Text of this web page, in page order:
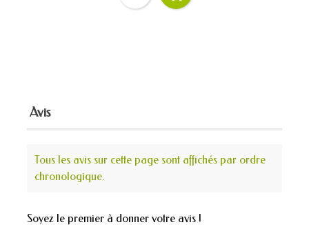
Avis
Tous les avis sur cette page sont affichés par ordre
chronologique.
Soyez le premier à donner votre avis !